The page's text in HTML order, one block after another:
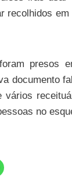
recolhidos
presos
documento
vários
no